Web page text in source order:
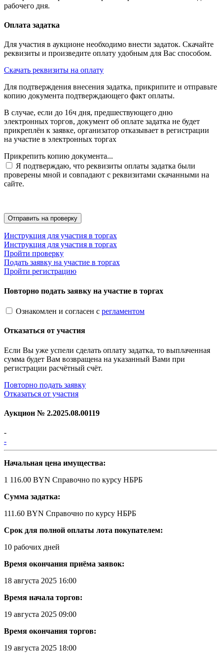
рабочего дня.
Оплата задатка
Для участия в аукционе необходимо внести задаток. Скачайте
реквизиты и произведите оплату удобным для Вас способом.
Скачать реквизиты на оплату
Для подтверждения внесения задатка, прикрипите и отправьте
копию документа подтверждающего факт оплаты.
В случае, если до 16ч дня, предшествующего дню
электронных торгов, документ об оплате задатка не будет
прикреплён к заявке, организатор отказывает в регистрации
на участие в электронных торгах
Прикрепить копию документа...
Я подтверждаю, что реквизиты оплаты задатка были
проверены мной и совпадают с реквизитами скачанными на
сайте.
Инструкция для участия в торгах
Инструкция для участия в торгах
Пройти проверку
Подать заявку на участие в торгах
Пройти регистрацию
Повторно подать заявку на участие в торгах
Ознакомлен и согласен с регламентом
Отказаться от участия
Если Вы уже успели сделать оплату задатка, то выплаченная
сумма будет Вам возвращена на указанный Вами при
регистрации расчётный счёт.
Повторно подать заявку
Отказаться от участия
Аукцион № 2.2025.08.00119
-
-
Начальная цена имущества:
1 116.00 BYN Справочно по курсу НБРБ
Сумма задатка:
111.60 BYN Справочно по курсу НБРБ
Срок для полной оплаты лота покупателем:
10 рабочих дней
Время окончания приёма заявок:
18 августа 2025 16:00
Время начала торгов:
19 августа 2025 09:00
Время окончания торгов:
19 августа 2025 18:00